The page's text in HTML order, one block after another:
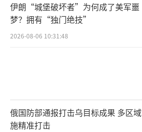
伊朗“城堡破坏者”为何成了美军噩
梦？拥有“独门绝技”
2026-08-06 10:31:48
俄国防部通报打击乌目标成果 多区
施精准打击